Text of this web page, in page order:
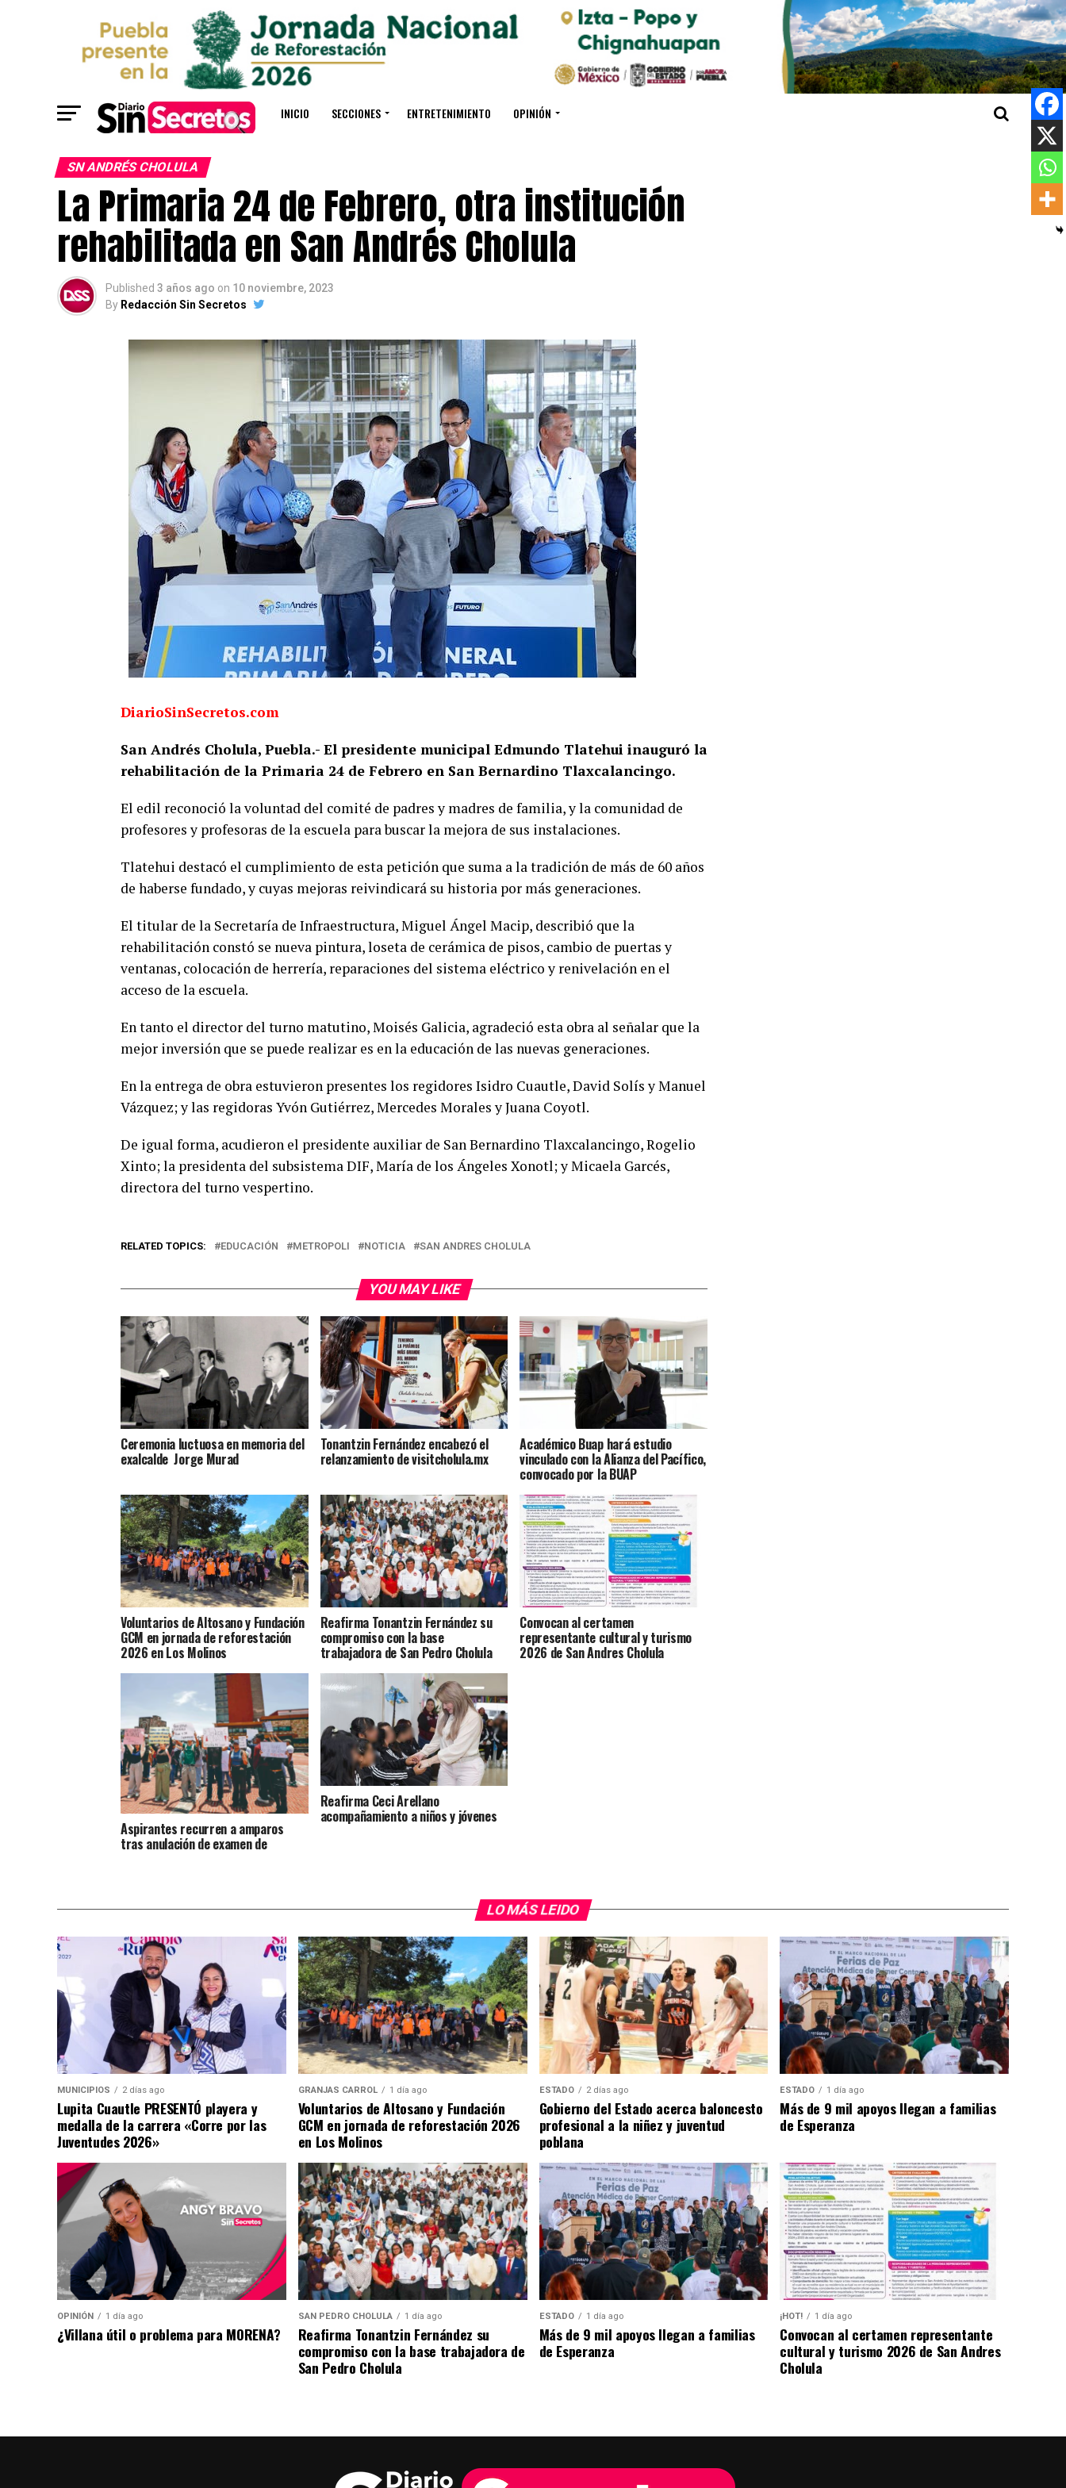
INICIO SECCIONES ENTRETENIMIENTO OPINIÓN
SN ANDRÉS CHOLULA
La Primaria 24 de Febrero, otra institución
rehabilitada en San Andrés Cholula
Published 3 años ago on 10 noviembre, 2023
By Redacción Sin Secretos
DiarioSinSecretos.com
San Andrés Cholula, Puebla.- El presidente municipal Edmundo Tlatehui inauguró la
rehabilitación de la Primaria 24 de Febrero en San Bernardino Tlaxcalancingo.
El edil reconoció la voluntad del comité de padres y madres de familia, y la comunidad de
profesores y profesoras de la escuela para buscar la mejora de sus instalaciones.
Tlatehui destacó el cumplimiento de esta petición que suma a la tradición de más de 60 años
de haberse fundado, y cuyas mejoras reivindicará su historia por más generaciones.
El titular de la Secretaría de Infraestructura, Miguel Ángel Macip, describió que la
rehabilitación constó se nueva pintura, loseta de cerámica de pisos, cambio de puertas y
ventanas, colocación de herrería, reparaciones del sistema eléctrico y renivelación en el
acceso de la escuela.
En tanto el director del turno matutino, Moisés Galicia, agradeció esta obra al señalar que la
mejor inversión que se puede realizar es en la educación de las nuevas generaciones.
En la entrega de obra estuvieron presentes los regidores Isidro Cuautle, David Solís y Manuel
Vázquez; y las regidoras Yvón Gutiérrez, Mercedes Morales y Juana Coyotl.
De igual forma, acudieron el presidente auxiliar de San Bernardino Tlaxcalancingo, Rogelio
Xinto; la presidenta del subsistema DIF, María de los Ángeles Xonotl; y Micaela Garcés,
directora del turno vespertino.
RELATED TOPICS: EDUCACIÓN METROPOLI NOTICIA SAN ANDRES CHOLULA
YOU MAY LIKE
Ceremonia luctuosa en memoria del
exalcalde Jorge Murad
Tonantzin Fernández encabezó el
relanzamiento de visitcholula.mx
Académico Buap hará estudio
vinculado con la Alianza del Pacífico,
convocado por la BUAP
Voluntarios de Altosano y Fundación
GCM en jornada de reforestación
2026 en Los Molinos
Reafirma Tonantzin Fernández su
compromiso con la base
trabajadora de San Pedro Cholula
Convocan al certamen
representante cultural y turismo
2026 de San Andres Cholula
Aspirantes recurren a amparos
tras anulación de examen de
Reafirma Ceci Arellano
acompañamiento a niños y jóvenes
LO MÁS LEIDO
MUNICIPIOS 2 días ago
Lupita Cuautle PRESENTÓ playera y
medalla de la carrera «Corre por las
Juventudes 2026»
GRANJAS CARROL 1 día ago
Voluntarios de Altosano y Fundación
GCM en jornada de reforestación 2026
en Los Molinos
ESTADO 2 días ago
Gobierno del Estado acerca baloncesto
profesional a la niñez y juventud
poblana
ESTADO 1 día ago
Más de 9 mil apoyos llegan a familias
de Esperanza
OPINIÓN 1 día ago
¿Villana útil o problema para MORENA?
SAN PEDRO CHOLULA 1 día ago
Reafirma Tonantzin Fernández su
compromiso con la base trabajadora de
San Pedro Cholula
ESTADO 1 día ago
Más de 9 mil apoyos llegan a familias
de Esperanza
¡HOT! 1 día ago
Convocan al certamen representante
cultural y turismo 2026 de San Andres
Cholula